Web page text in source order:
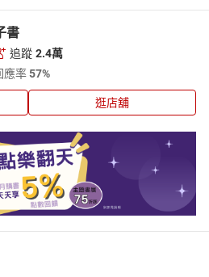
書
追蹤 2.4萬
應率57%
逛店舖